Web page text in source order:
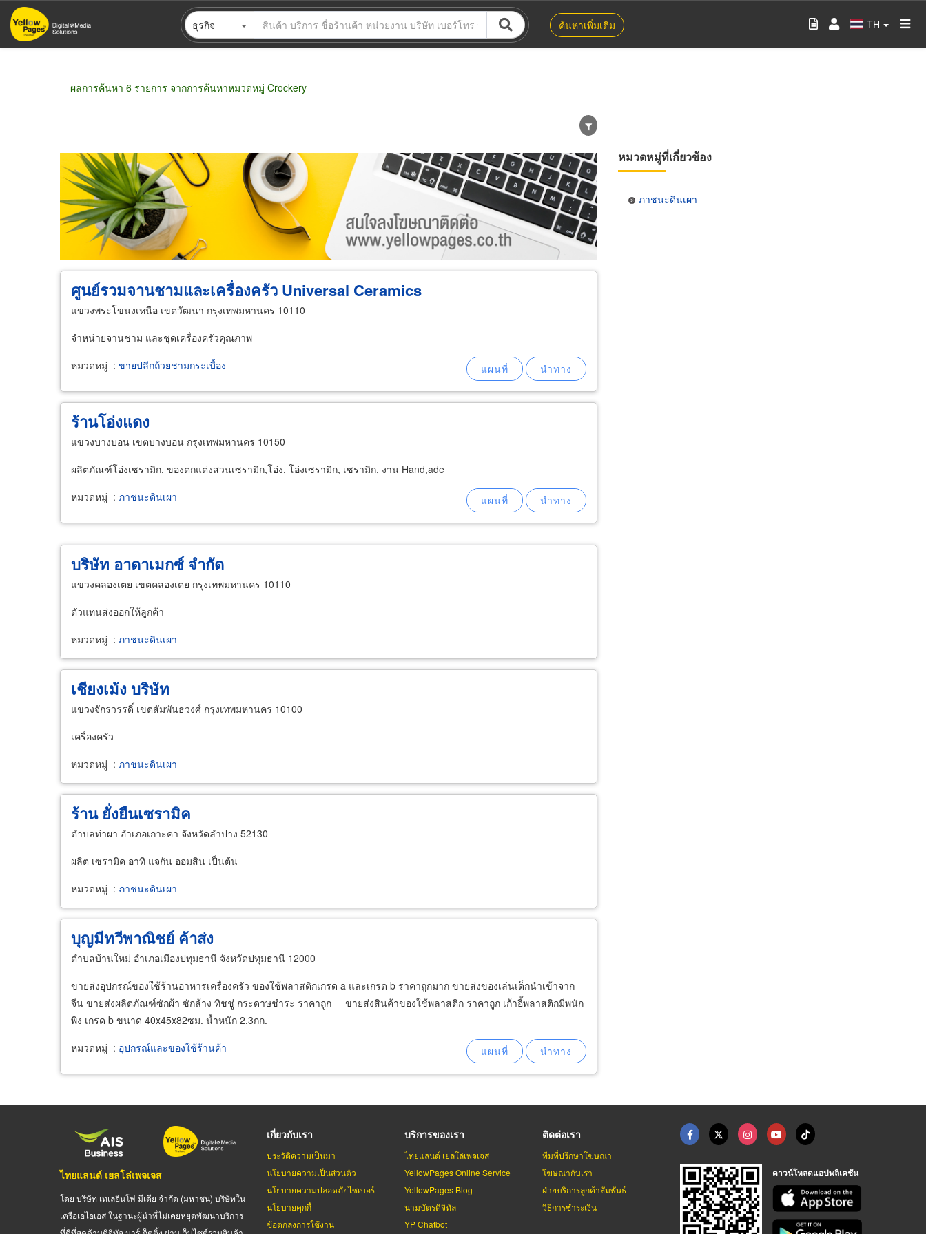
ข้าม
ไป
ธุรกิจ ค้นหาเพิ่มเติม TH
ผลการค้นหา 6 รายการ จากการค้นหาหมวดหมู่ Crockery
ขายส่ง ขายปลีก ผู้ผลิต ตัวแทนจัดจำหน่าย ผู้ส่งออก/นำเข้า ธุรกิจบริการ
ศูนย์รวมจานชามและเครื่องครัว Universal Ceramics
แขวงพระโขนงเหนือ เขตวัฒนา กรุงเทพมหานคร 10110
จำหน่ายจานชาม และชุดเครื่องครัวคุณภาพ
หมวดหมู่ : ขายปลีกถ้วยชามกระเบื้อง
ร้านโอ่งแดง
แขวงบางบอน เขตบางบอน กรุงเทพมหานคร 10150
ผลิตภัณฑ์โอ่งเซรามิก, ของตกแต่งสวนเซรามิก,โอ่ง, โอ่งเซรามิก, เซรามิก, งาน Hand,ade
หมวดหมู่ : ภาชนะดินเผา
บริษัท อาดาเมกซ์ จำกัด
แขวงคลองเตย เขตคลองเตย กรุงเทพมหานคร 10110
ตัวแทนส่งออกให้ลูกค้า
หมวดหมู่ : ภาชนะดินเผา
เชียงเม้ง บริษัท
แขวงจักรวรรดิ์ เขตสัมพันธวงศ์ กรุงเทพมหานคร 10100
เครื่องครัว
หมวดหมู่ : ภาชนะดินเผา
ร้าน ยั่งยืนเซรามิค
ตำบลท่าผา อำเภอเกาะคา จังหวัดลำปาง 52130
ผลิต เซรามิค อาทิ แจกัน ออมสิน เป็นต้น
หมวดหมู่ : ภาชนะดินเผา
บุญมีทวีพาณิชย์ ค้าส่ง
ตำบลบ้านใหม่ อำเภอเมืองปทุมธานี จังหวัดปทุมธานี 12000
ขายส่งอุปกรณ์ของใช้ร้านอาหารเครื่องครัว ของใช้พลาสติกเกรด a และเกรด b ราคาถูกมาก ขายส่งของเล่นเด็กนำเข้าจาก
จีน ขายส่งผลิตภัณฑ์ซักผ้า ซักล้าง ทิชชู่ กระดาษชำระ ราคาถูก ขายส่งสินค้าของใช้พลาสติก ราคาถูก เก้าอี้พลาสติกมีพนัก
พิง เกรด b ขนาด 40x45x82ซม. น้ำหนัก 2.3กก.
หมวดหมู่ : อุปกรณ์และของใช้ร้านค้า
หมวดหมู่ที่เกี่ยวข้อง
ภาชนะดินเผา
ไทยแลนด์ เยลโล่เพจเจส
โดย บริษัท เทเลอินโฟ มีเดีย จำกัด (มหาชน) บริษัทใน
เครือเอไอเอส ในฐานะผู้นำที่ไม่เคยหยุดพัฒนาบริการ
เกี่ยวกับเรา
ประวัติความเป็นมา
นโยบายความเป็นส่วนตัว
นโยบายความปลอดภัยไซเบอร์
นโยบายคุกกี้
ข้อตกลงการใช้งาน
บริการของเรา
ไทยแลนด์ เยลโล่เพจเจส
YellowPages Online Service
YellowPages Blog
นามบัตรดิจิทัล
YP Chatbot
ติดต่อเรา
ทีมที่ปรึกษาโฆษณา
โฆษณากับเรา
ฝ่ายบริการลูกค้าสัมพันธ์
วิธีการชำระเงิน
ดาวน์โหลดแอปพลิเคชัน